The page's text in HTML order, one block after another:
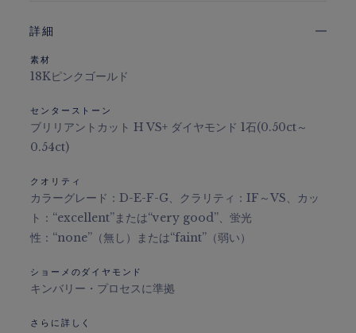
詳細
素材
18Kピンクゴールド
センターストーン
ブリリアントカット H VS+ ダイヤモンド 1石(0.50ct～
0.54ct)
クオリティ
カラーグレード：D-E-F-G、クラリティ：IF～VS、カッ
ト：“excellent”または“very good”、蛍光
性：“none”（無し）または“faint”（弱い）
ショーメのダイヤモンド
キンバリー・プロセスに準拠
さらに詳しく